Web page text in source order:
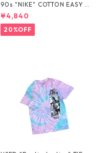
90s "NIKE" COTTON EASY S
HORTS
¥4,840
20%OFF